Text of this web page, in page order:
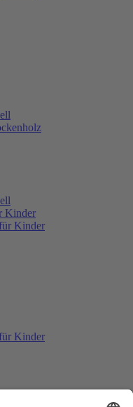
Kinder
Kinder
Kinder